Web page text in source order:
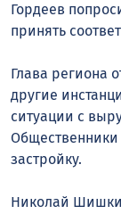
Гордеев
принять
Глава региона
другие
ситуации с
застройку.
Николай